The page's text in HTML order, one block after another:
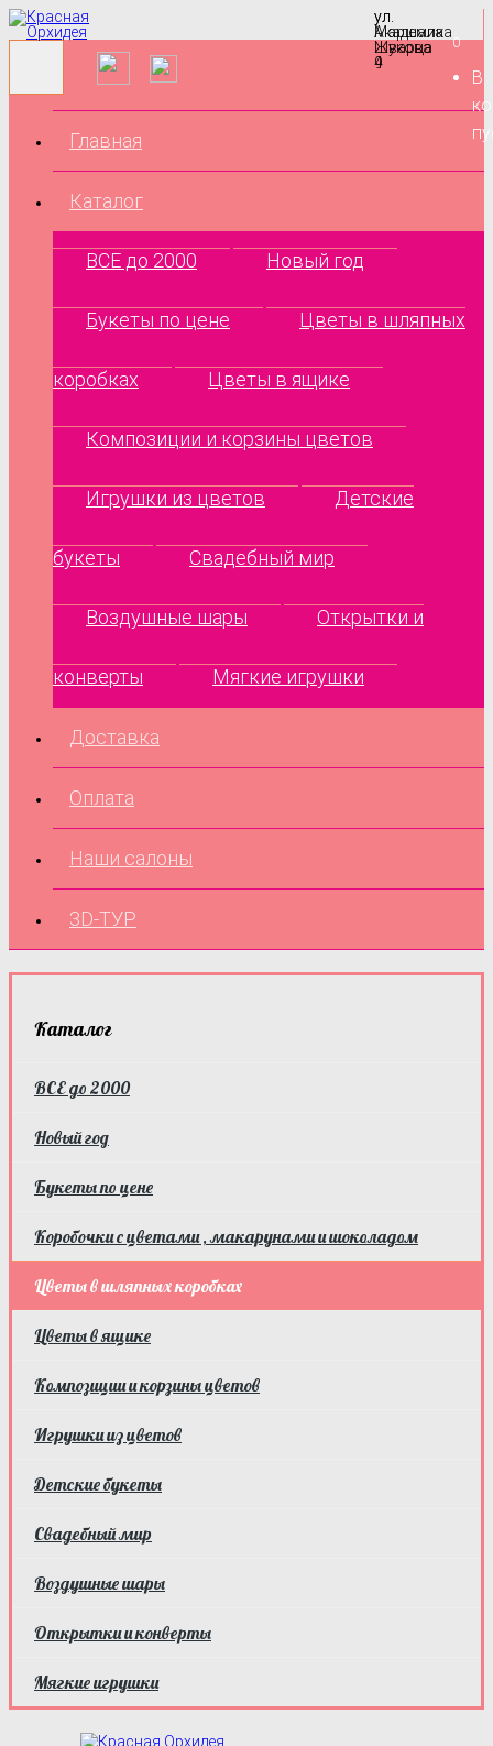
ул.
Маршала
Жукова
9
ул.
Академика
Шварца
4
0
В
Главная
Каталог
ВСЕ до 2000 Новый год
Букеты по цене Цветы в шляпных
коробках Цветы в ящике
Композиции и корзины цветов
Игрушки из цветов Детские
букеты Свадебный мир
Воздушные шары Открытки и
конверты Мягкие игрушки
Доставка
Оплата
Наши салоны
3D-ТУР
Каталог
ВСЕ до 2000
Новый год
Букеты по цене
Коробочки с цветами , макарунами и шоколадом
Цветы в шляпных коробках
Цветы в ящике
Композиции и корзины цветов
Игрушки из цветов
Детские букеты
Свадебный мир
Воздушные шары
Открытки и конверты
Мягкие игрушки